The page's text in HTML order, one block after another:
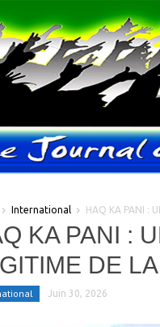
International HAQ KA PANI :
KA PANI :
DE
Juin 30, 2026